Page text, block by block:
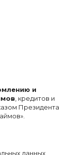
и
, кредитов и
Президента
данных